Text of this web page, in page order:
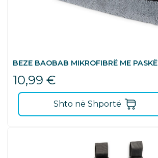
BEZE BAOBAB MIKROFIBRË ME PASKË
10,99 €
Shto në Shportë